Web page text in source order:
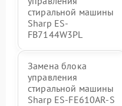
стиральной машины
Sharp ES-
FB7144W3PL
Замена блока
управления
стиральной машины
Sharp ES-FE610AR-S